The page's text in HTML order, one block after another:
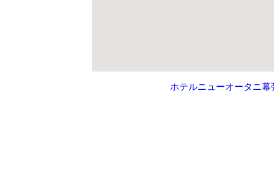
ホテルニューオータニ幕